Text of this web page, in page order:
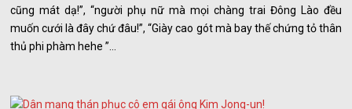
cũng mát dạ!”, “người phụ nữ mà mọi chàng trai Đông Lào đều
muốn cưới là đây chứ đâu!”, “Giày cao gót mà bay thế chứng tỏ thân
thủ phi phàm hehe ”…